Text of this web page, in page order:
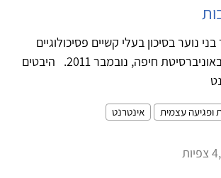
נוער בסיכון בעלי קשיים פסיכולוגיים
וחברתיים התקיים באוניברסיטת חיפה, נובמבר 2011. היבטים
ופגיעה עצמית אינטרנט